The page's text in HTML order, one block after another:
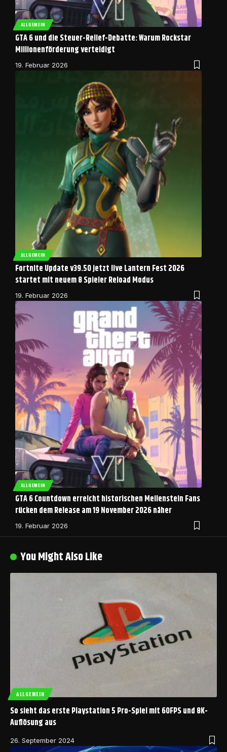
ALLGEMEIN
GTA 6 und die Steuer-Relief-Debatte: Warum Rockstar
Millionenförderung verteidigt
19. Februar 2026
ALLGEMEIN
Fortnite Update v39.50 jetzt live Lantern Fest 2026
startet mit neuem 8 Spieler Reload Modus
19. Februar 2026
ALLGEMEIN
GTA 6 Countdown erreicht historischen Meilenstein Fans
rücken dem Release am 19 November 2026 näher
19. Februar 2026
You Might Also Like
ALLGEMEIN
So sieht das erste Playstation 5 Pro-Spiel mit 60FPS und 8K-
Auflösung aus
26. September 2024